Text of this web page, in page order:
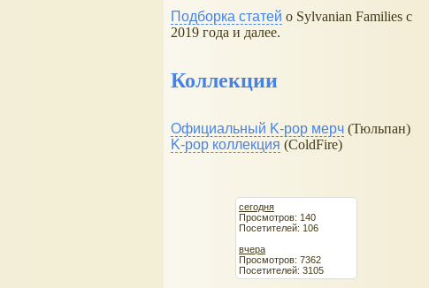
Подборка статей о Sylvanian Families с
2019 года и далее.
Коллекции
Официальный K-pop мерч (Тюльпан)
K-pop коллекция (ColdFire)
сегодня
Просмотров: 140
Посетителей: 106
вчера
Просмотров: 7362
Посетителей: 3105